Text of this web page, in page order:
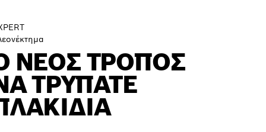
ΝΈΟΣ ΤΡΌΠΟΣ
ΤΡΥΠΆΤΕ